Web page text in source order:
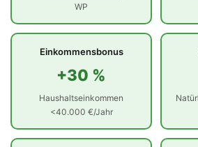
WP
Einkommensbonus
+30 %
Haushaltseinkommen
<40.000 €/Jahr